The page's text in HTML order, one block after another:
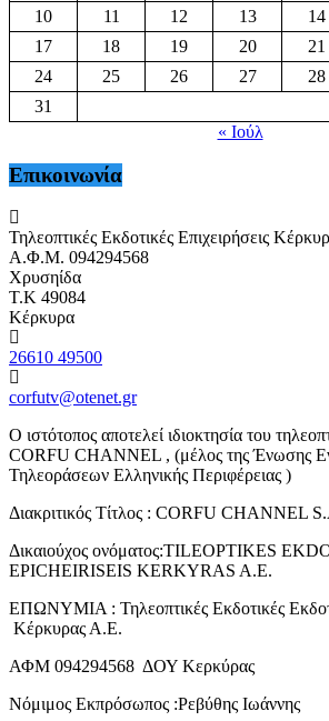
10
11 12 13 14
17
18 19 20 21
24
25 26 27 28
31
« Ιούλ
Επικοινωνία
Τηλεοπτικές Εκδοτικές Επιχειρήσεις
Α.Φ.Μ. 094294568
Χρυσηίδα
Τ.Κ 49084
Κέρκυρα
26610 49500
corfutv@otenet.gr
Ο ιστότοπος αποτελεί ιδιοκτησία του
CORFU CHANNEL , (μέλος της Ένωσης
Τηλεοράσεων Ελληνικής Περιφέρειας )
Διακριτικός Τίτλος : CORFU CHANNEL
Δικαιούχος ονόματος:TILEOPTIKES
EPICHEIRISEIS KERKYRAS A.E.
ΕΠΩΝΥΜΙΑ : Τηλεοπτικές Εκδοτικές
Κέρκυρας Α.Ε.
ΑΦΜ 094294568 ΔΟΥ Κερκύρας
Νόμιμος Εκπρόσωπος :Ρεβύθης Ιωάννης